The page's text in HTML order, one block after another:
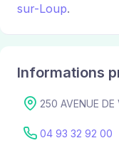
sur-Loup.
Informations
250 AVENUE
04 93 32 92 00